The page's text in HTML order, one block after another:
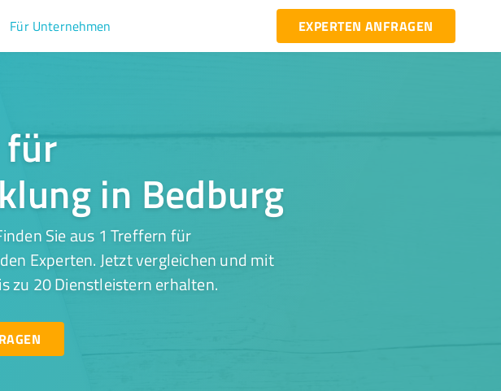
Für Unternehmen EXPERTEN ANFRAGEN
für
in Bedburg
Sie aus 1 Treffern für
Experten. Jetzt vergleichen und mit
zu 20 Dienstleistern erhalten.